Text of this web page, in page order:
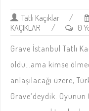
Tatlı Kaçıklar /
KAÇIKLAR
/ 0
Grave İstanbul Tatlı
oldu…ama kimse
anlaşılacağı üzere,
Grave‘deydik.